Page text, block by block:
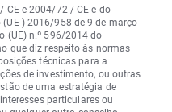
e 2004/72 / CE e do
) 2016/958 de 9 de março
(UE) n.º 596/2014 do
que diz respeito às normas
técnicas para a
de investimento, ou outras
de uma estratégia de
particulares ou